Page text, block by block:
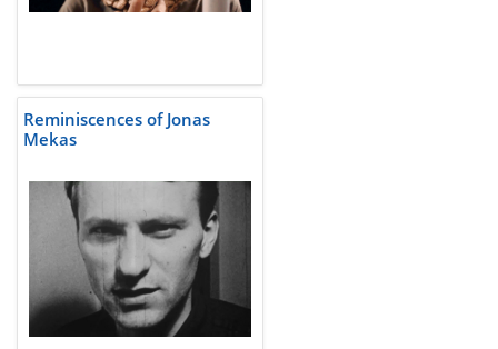
Reminiscences of Jonas
Mekas